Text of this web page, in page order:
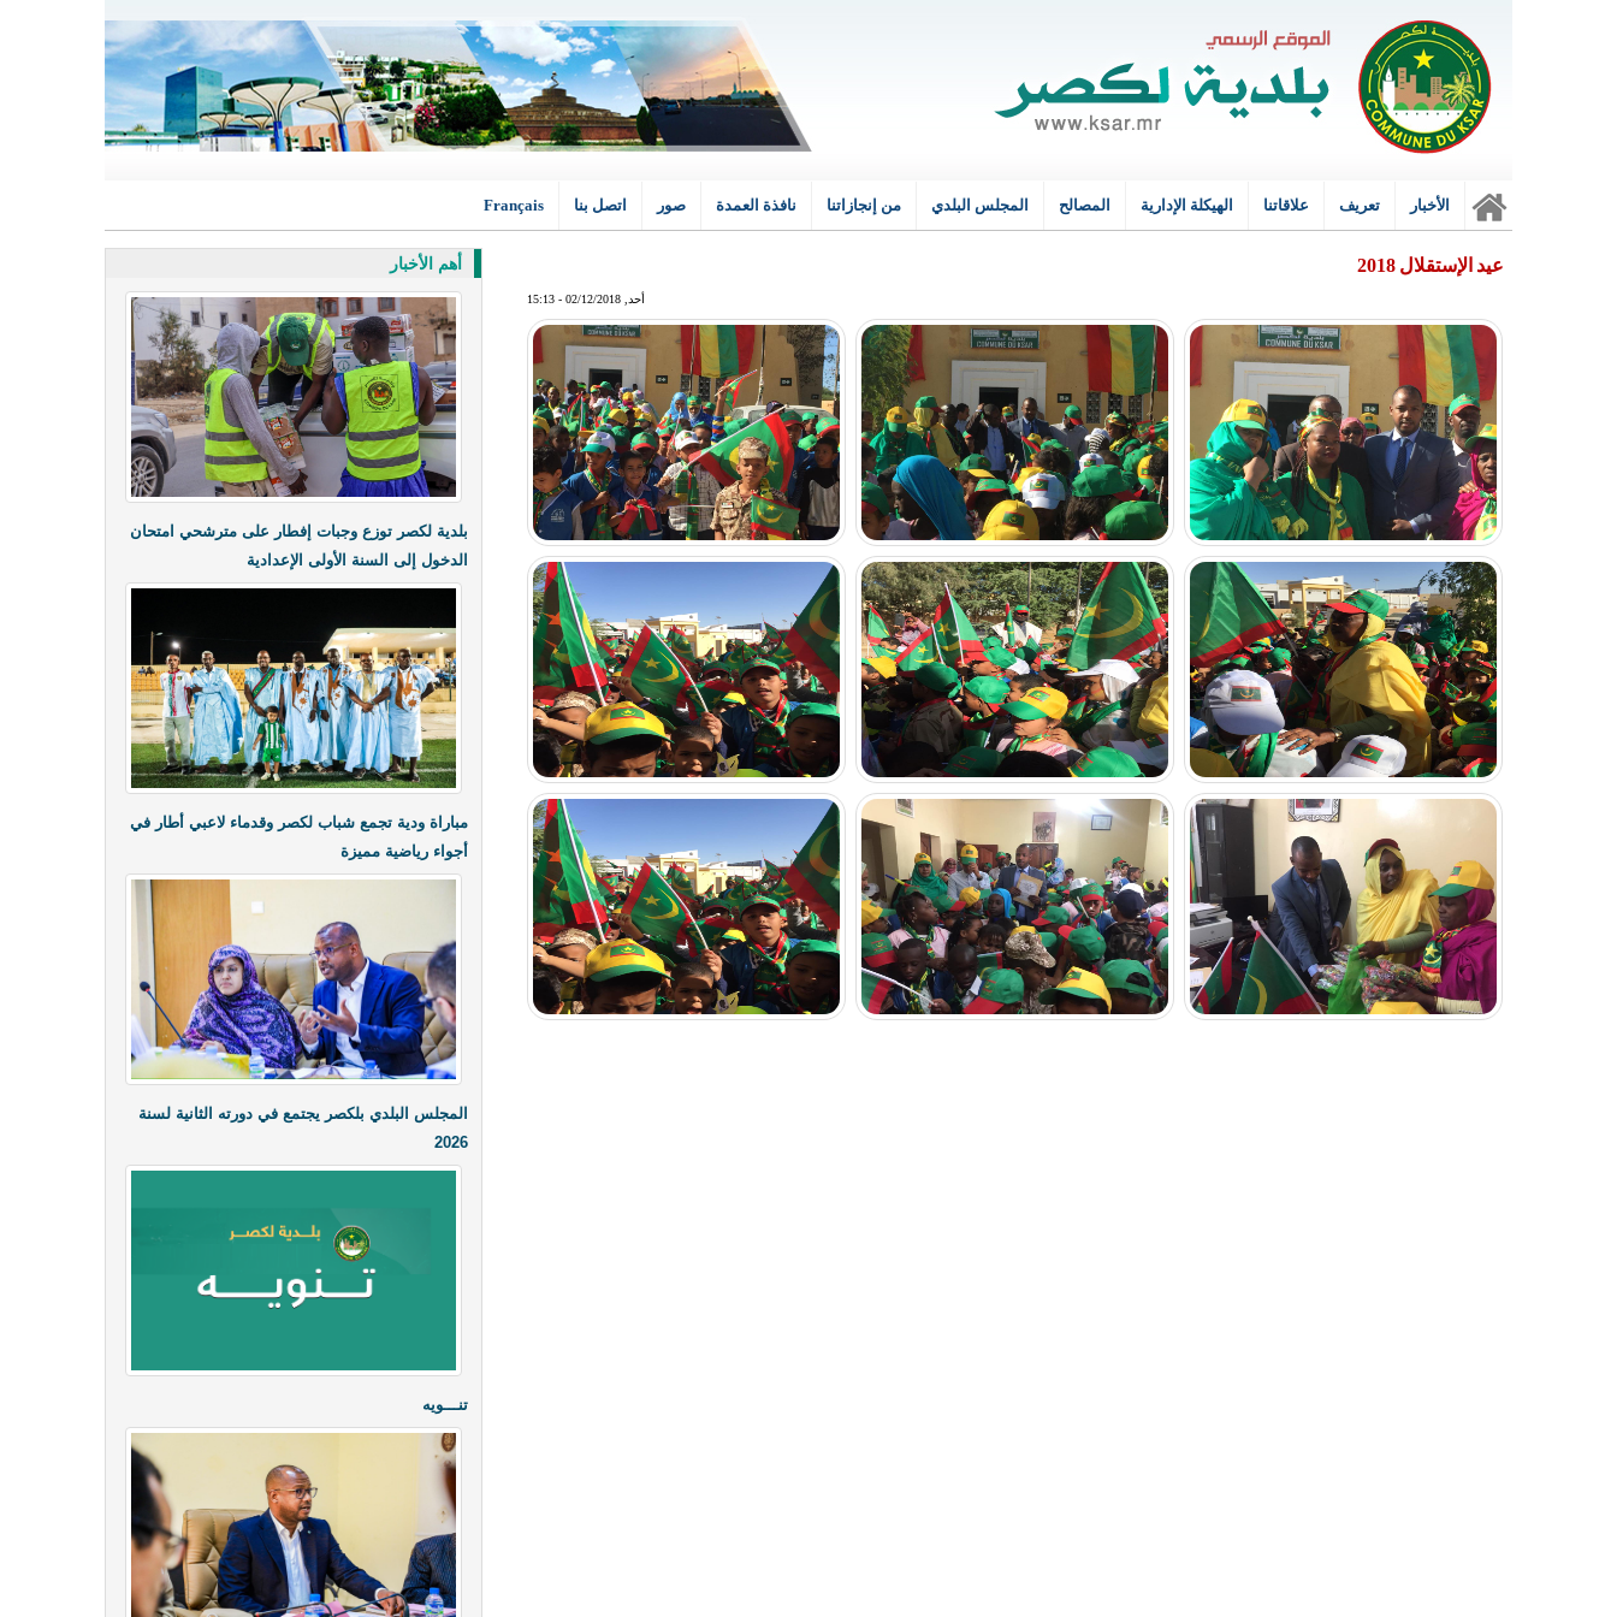
الرئيسية الأخبار تعريف علاقاتنا الهيكلة الإدارية المصالح المجلس البلدي من إنجازاتنا نافذة العمدة صور اتصل بنا Français
أهم الأخبار
بلدية لكصر توزع وجبات إفطار على مترشحي امتحان
الدخول إلى السنة الأولى الإعدادية
مباراة ودية تجمع شباب لكصر وقدماء لاعبي أطار في
أجواء رياضية مميزة
المجلس البلدي بلكصر يجتمع في دورته الثانية لسنة
2026
تنـــويه
عيد الإستقلال 2018
أحد, 02/12/2018 - 15:13